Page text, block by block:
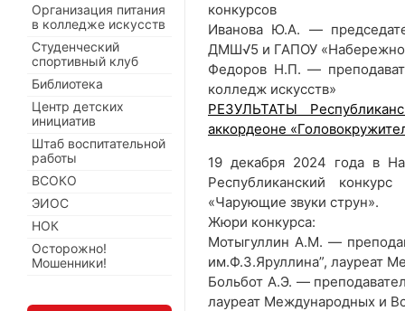
конкурсов
Иванова Ю.А. —
ДМШ√5 и ГАПОУ
Федоров Н.П. —
колледж искусств»
РЕЗУЛЬТАТЫ
аккордеоне
19 декабря 2024 года в
Республиканский
«Чарующие звуки струн».
Жюри конкурса:
Мотыгуллин А.М. —
им.Ф.З.Яруллина”, лауреат
Больбот А.Э. —
лауреат Международных и
Организация питания
в колледже искусств
Студенческий
спортивный клуб
Библиотека
Центр детских
инициатив
Штаб воспитательной
работы
ВСОКО
ЭИОС
НОК
Осторожно!
Мошенники!